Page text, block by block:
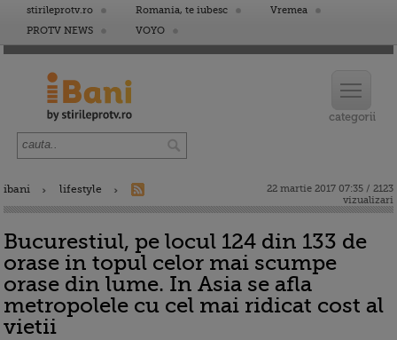
stirileprotv.ro Romania, te iubesc
Vremea
PROTV NEWS
VOYO
ibani lifestyle
22 martie 2017 07:35 / 2123
vizualizari
Bucurestiul, pe locul 124 din 133 de
orase in topul celor mai scumpe
orase din lume. In Asia se afla
metropolele cu cel mai ridicat cost al
vietii